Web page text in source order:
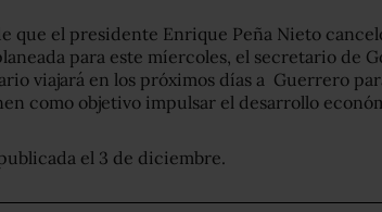
que el presidente Enrique Peña Nieto
para este míercoles, el secretario de
viajará en los próximos días a Guerrero
como objetivo impulsar el desarrollo
el 3 de diciembre.